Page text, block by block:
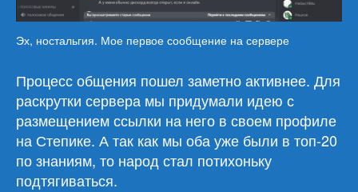
Эх, ностальгия. Мое первое сообщение на сервере
Процесс общения пошел заметно активнее. Для
раскрутки сервера мы придумали идею с
размещением ссылки на него в своем профиле
на Степике. А так как мы оба уже были в топ-20
по знаниям, то народ стал потихоньку
подтягиваться.